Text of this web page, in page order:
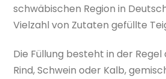
schwäbischen Region in
Vielzahl von Zutaten gefüllte
Die Füllung besteht in der Regel
Rind, Schwein oder Kalb,